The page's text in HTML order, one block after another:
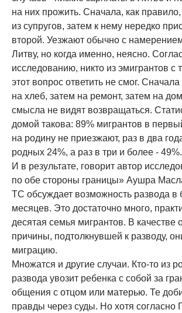
на них прожить. Сначала, как
из супругов, затем к нему нередко
второй. Уезжают обычно с
Литву, но когда именно, неясно.
исследованию, никто из эмигрантов с
этот вопрос ответить не смог.
на хлеб, затем на ремонт, затем на
смысла не видят возвращаться.
домой такова: 89% мигрантов в
на родину не приезжают, раз в два
родных 24%, а раз в три и более - 49%.
И в результате, говорит автор
по обе стороны границы» Аушра
ТС обсуждает возможность развода
месяцев. Это достаточно много,
десятая семья мигрантов. В качестве
причины, подтолкнувшей к разводу,
миграцию.
Множатся и другие случаи. Кто-то из
развода увозит ребенка с собой за
общения с отцом или матерью. Те
правды через суды. Но хотя согласно